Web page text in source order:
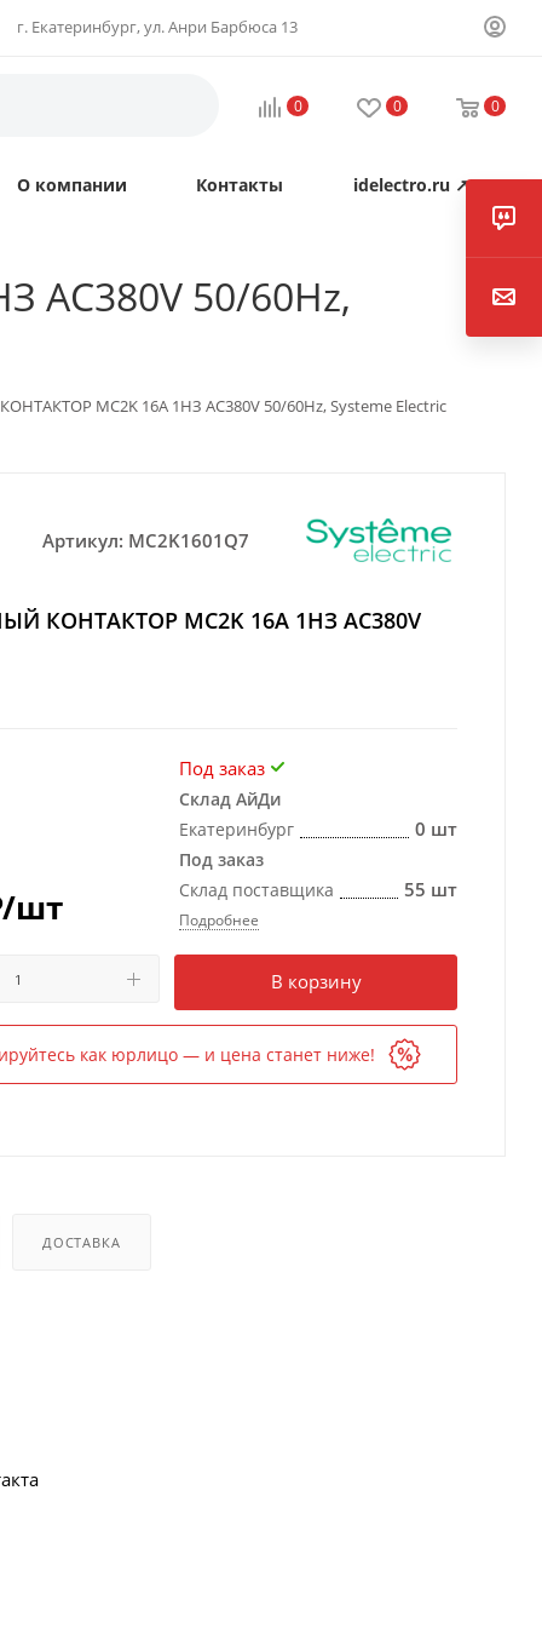
г. Екатеринбург, ул. Анри Барбюса 13
0 0 0
О компании Контакты idelectro.ru ↗
AC380V 50/60Hz,
MC2K 16A 1НЗ AC380V 50/60Hz, Systeme Electric
Артикул: MC2K1601Q7
КОНТАКТОР MC2K 16A 1НЗ AC380V
/шт
Под заказ
Склад АйДи
Екатеринбург
0 шт
Под заказ
Склад поставщика
55 шт
Подробнее
В корзину
как юрлицо — и цена станет ниже!
ДОСТАВКА